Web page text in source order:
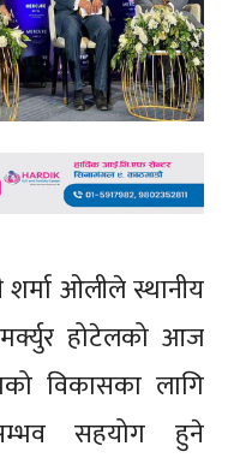
शर्मा ओलीले स्थानीय
होटेलको आज
विकासका लागि
सहयोग हुने